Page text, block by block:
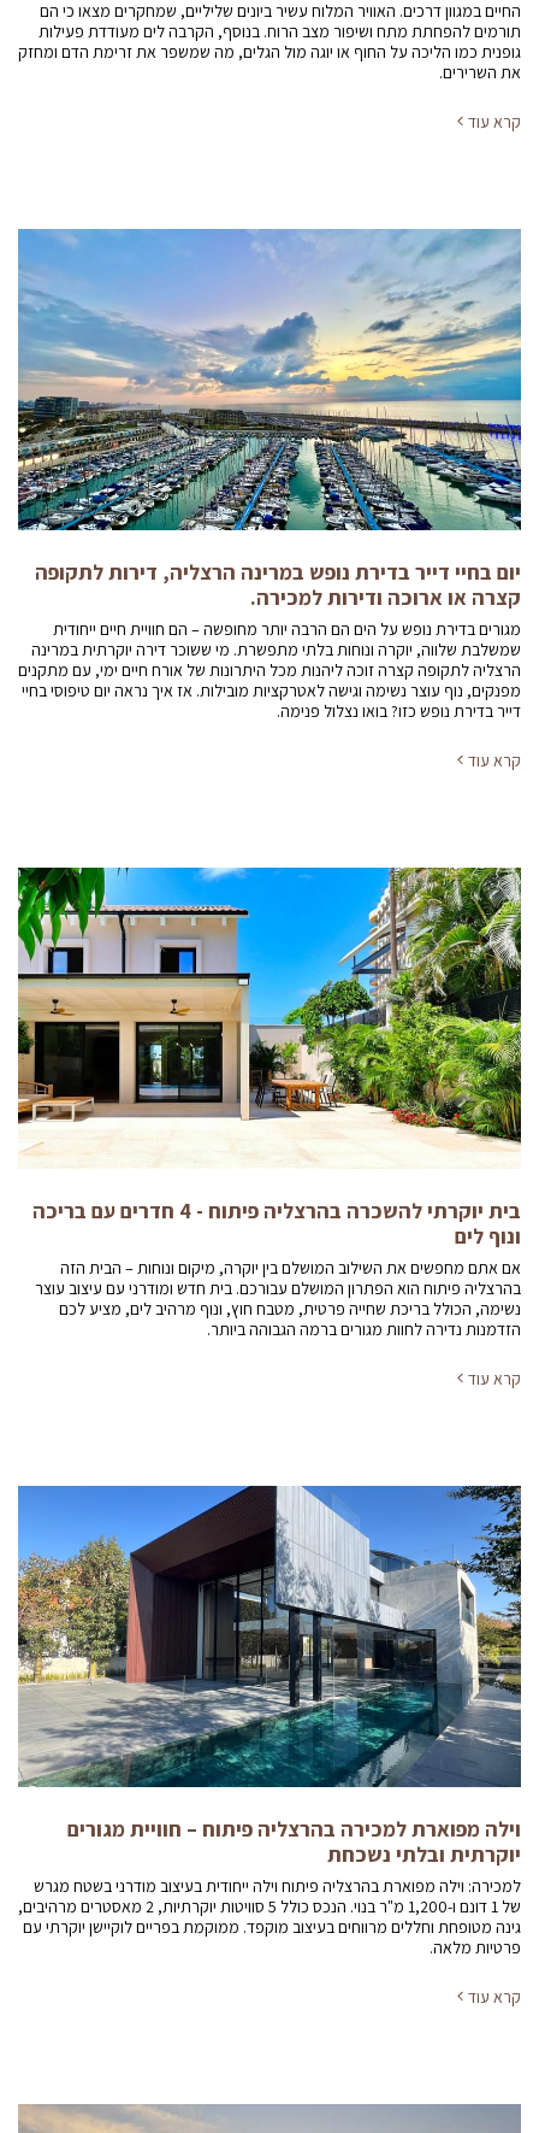
החיים במגוון דרכים. האוויר המלוח עשיר ביונים שליליים, שמחקרים מצאו כי הם
תורמים להפחתת מתח ושיפור מצב הרוח. בנוסף, הקרבה לים מעודדת פעילות
גופנית כמו הליכה על החוף או יוגה מול הגלים, מה שמשפר את זרימת הדם ומחזק
את השרירים.
קרא עוד
יום בחיי דייר בדירת נופש במרינה הרצליה, דירות לתקופה
קצרה או ארוכה ודירות למכירה.
מגורים בדירת נופש על הים הם הרבה יותר מחופשה – הם חוויית חיים ייחודית
שמשלבת שלווה, יוקרה ונוחות בלתי מתפשרת. מי ששוכר דירה יוקרתית במרינה
הרצליה לתקופה קצרה זוכה ליהנות מכל היתרונות של אורח חיים ימי, עם מתקנים
מפנקים, נוף עוצר נשימה וגישה לאטרקציות מובילות. אז איך נראה יום טיפוסי בחיי
דייר בדירת נופש כזו? בואו נצלול פנימה.
קרא עוד
בית יוקרתי להשכרה בהרצליה פיתוח - 4 חדרים עם בריכה
ונוף לים
אם אתם מחפשים את השילוב המושלם בין יוקרה, מיקום ונוחות – הבית הזה
בהרצליה פיתוח הוא הפתרון המושלם עבורכם. בית חדש ומודרני עם עיצוב עוצר
נשימה, הכולל בריכת שחייה פרטית, מטבח חוץ, ונוף מרהיב לים, מציע לכם
הזדמנות נדירה לחוות מגורים ברמה הגבוהה ביותר.
קרא עוד
וילה מפוארת למכירה בהרצליה פיתוח – חוויית מגורים
יוקרתית ובלתי נשכחת
למכירה: וילה מפוארת בהרצליה פיתוח וילה ייחודית בעיצוב מודרני בשטח מגרש
של 1 דונם ו-1,200 מ"ר בנוי. הנכס כולל 5 סוויטות יוקרתיות, 2 מאסטרים מרהיבים,
גינה מטופחת וחללים מרווחים בעיצוב מוקפד. ממוקמת בפריים לוקיישן יוקרתי עם
פרטיות מלאה.
קרא עוד